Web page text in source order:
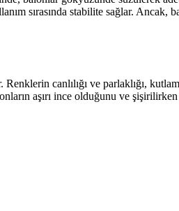
sırasında stabilite sağlar. Ancak,
canlılığı ve parlaklığı,
aşırı ince olduğunu ve